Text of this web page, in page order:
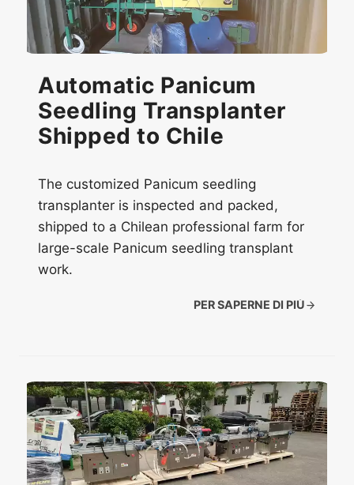
Automatic Panicum
Seedling Transplanter
Shipped to Chile
The customized Panicum seedling
transplanter is inspected and packed,
shipped to a Chilean professional farm for
large-scale Panicum seedling transplant
work.
PER SAPERNE DI PIÙ